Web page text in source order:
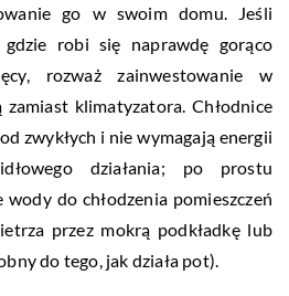
go w swoim domu. Jeśli
gdzie robi się naprawdę gorąco
rozważ zainwestowanie w
zamiast klimatyzatora. Chłodnice
zwykłych i nie wymagają energii
działania; po prostu
do chłodzenia pomieszczeń
przez mokrą podkładkę lub
do tego, jak działa pot).